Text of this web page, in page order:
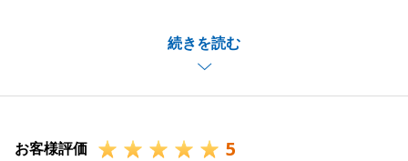
続きを読む
また、お褒めのお言葉をいただき大変嬉しく思ってお
いただいたご意見を今後の業務の糧として、精進して
今後とも何卒よろしくお願いいたします。
お客様評価 5